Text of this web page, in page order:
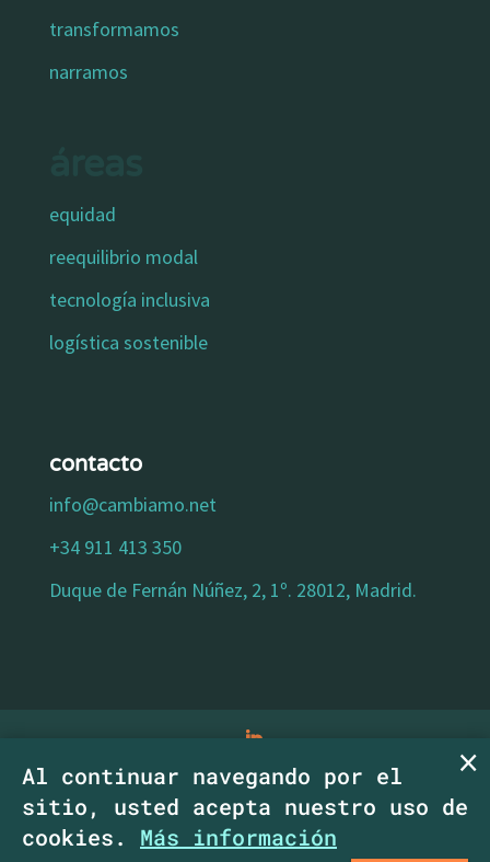
transformamos
narramos
equidad
reequilibrio modal
tecnología inclusiva
logística sostenible
contacto
info@cambiamo.net
+34 911 413 350
Duque de Fernán Núñez, 2, 1º. 28012, Madrid.
aviso legal|política de privacidad |política
de cookies|declaracion de accesibilidad
Copyright CambiaMO SCM.
Al continuar navegando por el
sitio, usted acepta nuestro uso de
cookies. Más información